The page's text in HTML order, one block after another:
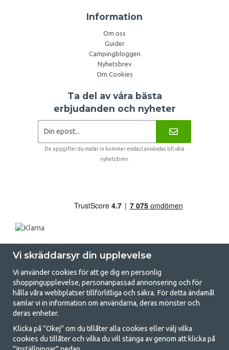
Information
Om oss
Guider
Campingbloggen
Nyhetsbrev
Om Cookies
Ta del av våra bästa
erbjudanden och nyheter
De uppgifter du matar in kommer endast användas till våra
nyhetsbrev.
GetCamping.se - Din butik för camping
och uteliv
Att campa kan antingen vara en livsstil eller ett sätt att samla familjen
Vi skräddarsyr din upplevelse
Vi använder cookies för att ge dig en personlig
shoppingupplevelse, personanpassad annonsering och för
hålla våra webbplatser tillförlitliga och säkra. För detta ändamål
samlar vi in information om användarna, deras mönster och
deras enheter.
Klicka på "Okej" om du tillåter alla cookies eller välj vilka
cookies du tillåter och vilka du vill stänga av genom att klicka på